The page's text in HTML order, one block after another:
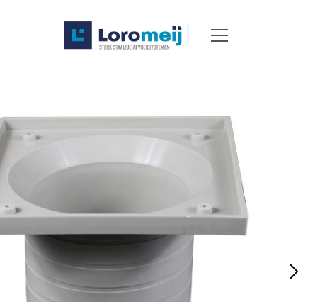
Producten
Downloads
Contact